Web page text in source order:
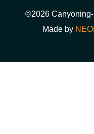
©2026
Made by